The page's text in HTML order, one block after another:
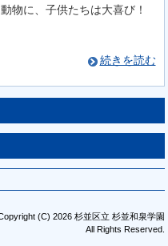
物に、子供たちは大喜び！
続きを読む
(C) 2026 杉並区立 杉並和泉学園
All Rights Reserved.